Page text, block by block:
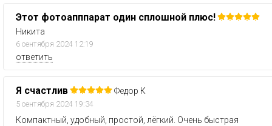
Этот фотоапппарат один сплошной плюс!
Никита
6 сентября 2024 12:19
ответить
Я счастлив Федор К
5 сентября 2024 19:34
Компактный, удобный, простой, лёгкий. Очень быстрая